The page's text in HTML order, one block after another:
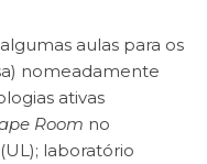
aulas para os
nomeadamente
ativas
Room no
laboratório